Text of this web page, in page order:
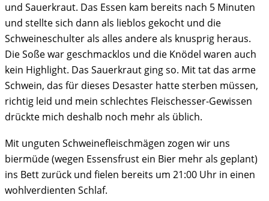
und Sauerkraut. Das Essen kam bereits nach 5 Minuten
und stellte sich dann als lieblos gekocht und die
Schweineschulter als alles andere als knusprig heraus.
Die Soße war geschmacklos und die Knödel waren auch
kein Highlight. Das Sauerkraut ging so. Mit tat das arme
Schwein, das für dieses Desaster hatte sterben müssen,
richtig leid und mein schlechtes Fleischesser-Gewissen
drückte mich deshalb noch mehr als üblich.
Mit unguten Schweinefleischmägen zogen wir uns
biermüde (wegen Essensfrust ein Bier mehr als geplant)
ins Bett zurück und fielen bereits um 21:00 Uhr in einen
wohlverdienten Schlaf.